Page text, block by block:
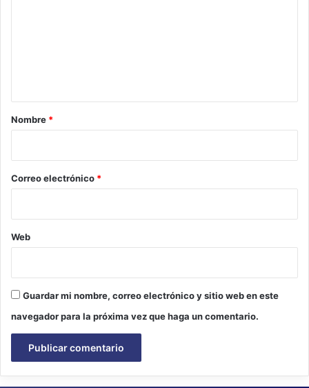
r
*
Nombre *
Correo electrónico *
Web
Guardar mi nombre, correo electrónico y sitio web en este
navegador para la próxima vez que haga un comentario.